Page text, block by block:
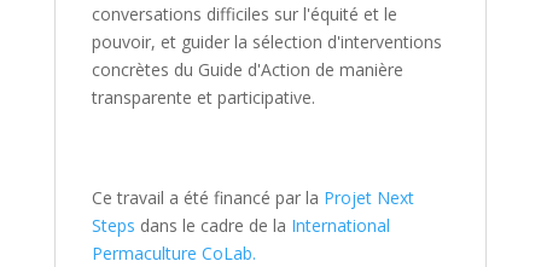
conversations difficiles sur l'équité et le
pouvoir, et guider la sélection d'interventions
concrètes du Guide d'Action de manière
transparente et participative.
Ce travail a été financé par la Projet Next
Steps dans le cadre de la International
Permaculture CoLab.